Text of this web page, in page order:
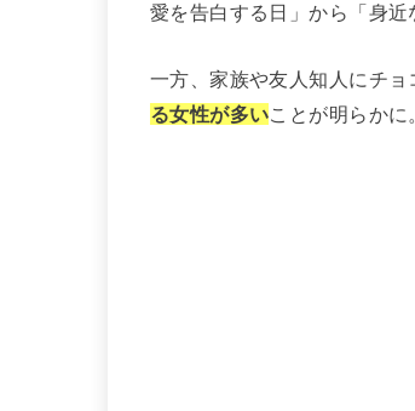
愛を告白する日」から「身近
一方、家族や友人知人にチ
る女性が多いことが明らかに